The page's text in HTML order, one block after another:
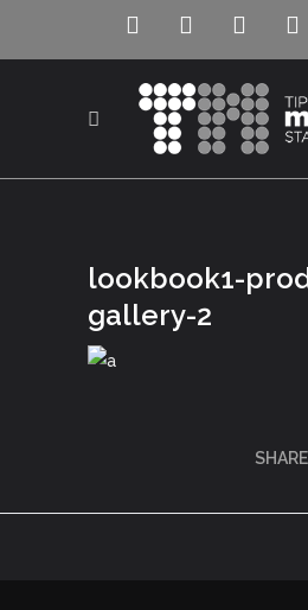
lookbook1-
gallery-2
SHARE